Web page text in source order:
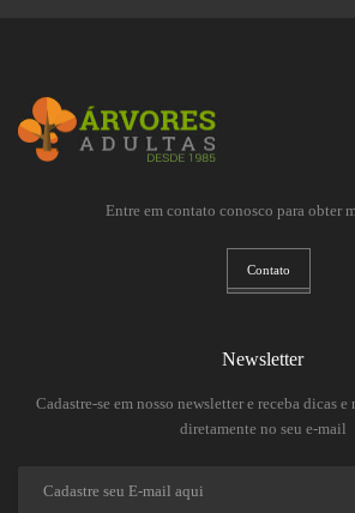
Entre em contato conosco para obter
Contato
Newsletter
Cadastre-se em nosso newsletter e receba dicas
diretamente no seu e-mail